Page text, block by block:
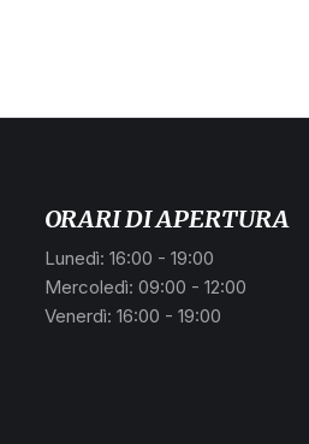
ORARI DI APERTURA
Lunedì: 16:00 - 19:00
Mercoledì: 09:00 - 12:00
Venerdì: 16:00 - 19:00